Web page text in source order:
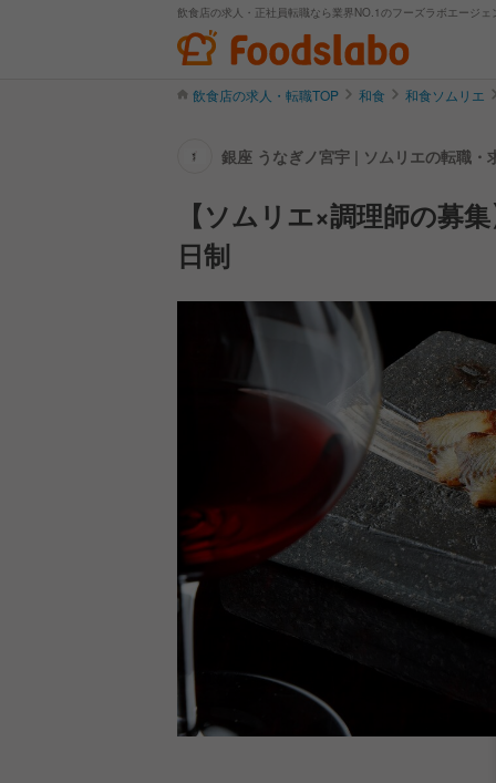
飲食店の求人・正社員転職なら業界NO.1のフーズラボエージェ
飲食店の求人・転職TOP 和食 和食ソムリエ
銀座 うなぎノ宮宇 | ソムリエの転職・
【ソムリエ×調理師の募
日制